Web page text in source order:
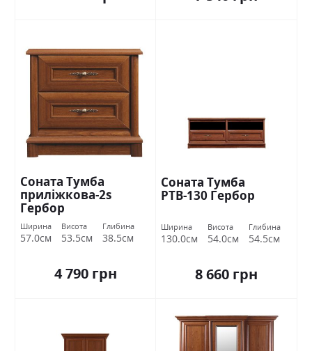
Соната Тумба
приліжкова-2s
Гербор
Ширина
57.0см
Висота
53.5см
Глибина
38.5см
4 790 грн
Соната Тумба
РТВ-130 Гербор
Ширина
130.0см
Висота
54.0см
Глибина
54.5см
8 660 грн